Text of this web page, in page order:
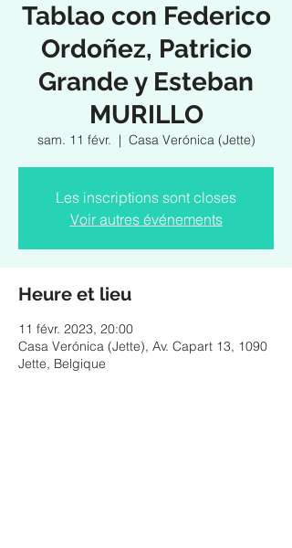
Tablao con Federico
Ordoñez, Patricio
Grande y Esteban
MURILLO
sam. 11 févr.
  |
Casa Verónica (Jette)
Les inscriptions sont closes
Voir autres événements
Heure et lieu
11 févr. 2023, 20:00
Casa Verónica (Jette), Av. Capart 13, 1090
Jette, Belgique